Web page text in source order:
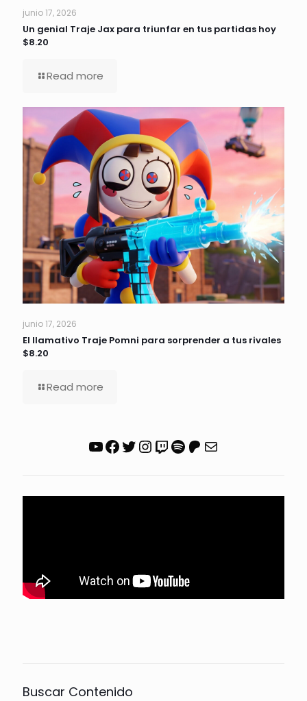
junio 17, 2026
Un genial Traje Jax para triunfar en tus partidas hoy
$8.20
Read more
junio 17, 2026
El llamativo Traje Pomni para sorprender a tus rivales
$8.20
Read more
YouTube
Facebook
Twitter
Instagram
Twitch
Spotify
Patreon
Correo electrónico
Buscar Contenido